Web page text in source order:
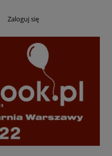
Zaloguj się